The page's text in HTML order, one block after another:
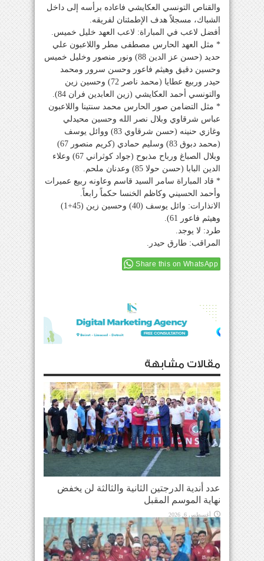
والقناص التونسي العكايشي فاعاده برأسه إلى داخل
الشباك، مسجلاً هدف الإطمئنان لفريقه.
أفضل لاعب في المباراة: لاعب العهد خليل خميس.
* مثل العهد الحارس مصطفى مطر واللاعبون علي
حديد (حسن عز الدين 88) ونور منصور وخليل خميس
وحسين دقيق وهيثم فاعور وحسن سرور ومحمد
حيدر وربيع عطايا (محمد ناصر 72) وحسين زين
والتونسي أحمد العكايشي (زين العابدين فران 84).
* مثل التضامن صور الحارس محمد سنتينا واللاعبون
عباس شرقاوي وبلال نصر الله وحسين محيدلي
وغازي حنينه (حسن شرقاوي 83) ووائل يوسف
(محمد دبوق 83) وسليم حمادي (كريم منصور 67)
وبلال الصباغ ورباح مذبوح (جواد كوثراني 67) وعلاء
الدين البابا (حسن حولا 85) وعدنان ملحم.
* قاد المباراة سامر السيد قاسم وعاونه ربيع عميرات
وأحمد الحسيني وكاظم الخنسا حكماً رابعاً.
الانذارات: وائل يوسف (40) وحسين زين (45+1)
وهيثم فاعور 61).
طرد: لا يوجد.
المراقب: طارق حيدر.
Share this on WhatsApp
مقالات مشابهة
عدد أندية الدرجتين الثانية والثالثة لن يخفض
نهاية الموسم المقبل
أغسطس 6, 2026